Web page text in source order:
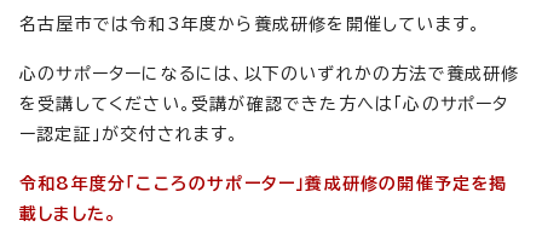
名古屋市では令和3年度から養成研修を開催しています。
心のサポーターになるには、以下のいずれかの方法で養成研修
を受講してください。受講が確認できた方へは「心のサポータ
ー認定証」が交付されます。
令和8年度分「こころのサポーター」養成研修の開催予定を掲
載しました。